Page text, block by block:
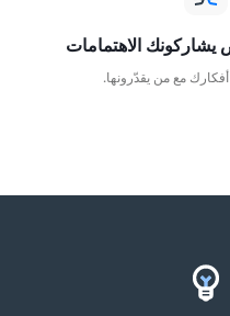
الاهتمامات
مع من يقدّرونها.